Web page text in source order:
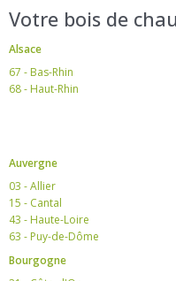
Votre bois de
Alsace
67 - Bas-Rhin
68 - Haut-Rhin
Auvergne
03 - Allier
15 - Cantal
43 - Haute-Loire
63 - Puy-de-Dôme
Bourgogne